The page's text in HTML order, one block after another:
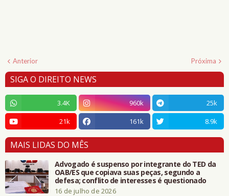
Anterior Próxima
SIGA O DIREITO NEWS
3.4K 960k
25k
21k
161k 8.9k
MAIS LIDAS DO MÊS
Advogado é suspenso por integrante do TED da
OAB/ES que copiava suas peças, segundo a
defesa; conflito de interesses é questionado
16 de julho de 2026